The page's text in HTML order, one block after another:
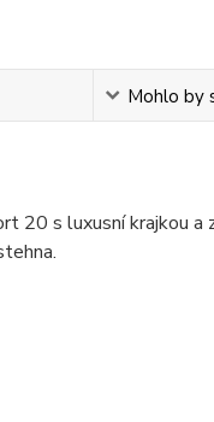
Mohlo by
20 s luxusní krajkou a